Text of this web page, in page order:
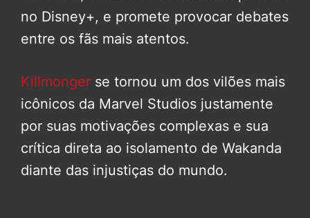
no Disney+, e promete provocar debates
entre os fãs mais atentos.
Killmonger se tornou um dos vilões mais
icônicos da Marvel Studios justamente
por suas motivações complexas e sua
crítica direta ao isolamento de Wakanda
diante das injustiças do mundo.